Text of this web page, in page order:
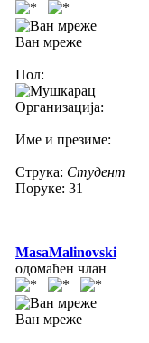
Ван мреже
Пол:
Организација:
Име и презиме:
Струка: Студент
Поруке: 31
MasaMalinovski
одомаћен члан
Ван мреже